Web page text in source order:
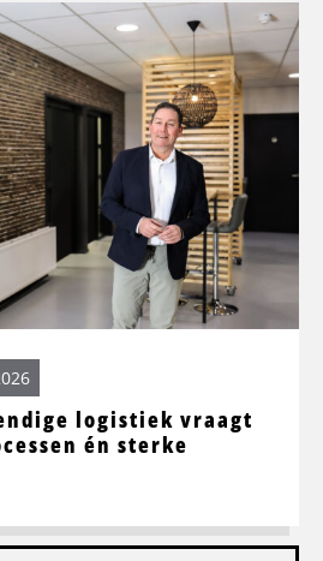
logistiek vraagt
én sterke